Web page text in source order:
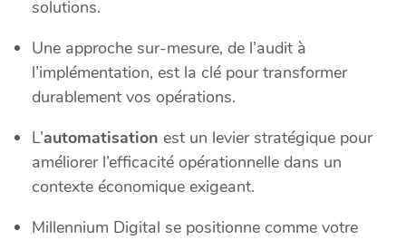
solutions.
Une approche sur-mesure, de l’audit à
l’implémentation, est la clé pour transformer
durablement vos opérations.
L’automatisation est un levier stratégique pour
améliorer l’efficacité opérationnelle dans un
contexte économique exigeant.
Millennium Digital se positionne comme votre